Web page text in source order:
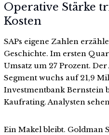
Operative Stärke
Kosten
SAPs eigene Zahlen
Geschichte. Im ersten
Umsatz um 27 Prozent.
Segment wuchs auf 21,9
Investmentbank Bernstein
Kaufrating. Analysten
Ein Makel bleibt. Goldman